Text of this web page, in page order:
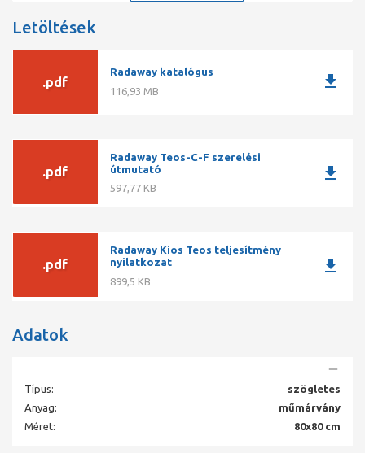
A Teos C családból válasszon, ha szögletes zuhanyzót álmodott
meg. A Teos F aszimmetrikus zuhanyzói kényelmesebbek
zuhanyfalakhoz, és az egyedibb megoldásokhoz (például ha az
Letöltések
.pdf
Radaway katalógus
116,93 MB
download
.pdf
Radaway Teos-C-F szerelési
útmutató
597,77 KB
download
.pdf
Radaway Kios Teos teljesítmény
nyilatkozat
899,5 KB
download
Adatok
Típus:
szögletes
Anyag:
műmárvány
Méret:
80x80 cm